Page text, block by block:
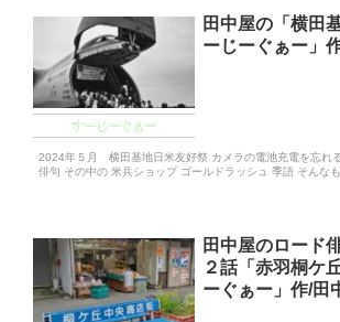
すーじーぐぁー
田中屋の「横田
ーじーぐぁー」
2024年５月 横田基地日米友好祭 カメラの電池充電を忘れ
俳句 その中の 米兵ショップ ゴールドラッシュ 季語 そんな
田中屋のロード
２話「赤羽桐ケ
ーぐぁー」作/田